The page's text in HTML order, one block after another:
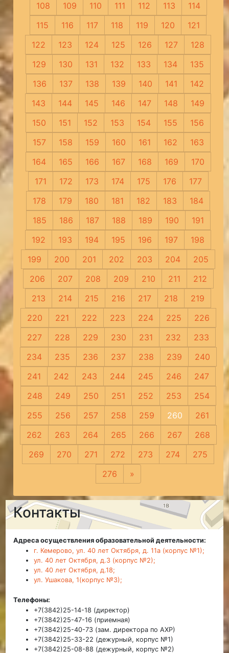
108
109 110 111 112 113
114
115
116 117 118 119 120
121
122
123 124 125 126 127
128
129
130 131 132 133 134
135
136
137 138 139 140 141
142
143
144 145 146 147 148
149
150
151 152 153 154 155
156
157
158 159 160 161 162
163
164
165 166 167 168 169
170
171
172 173 174 175 176
177
178
179 180 181 182 183
184
185
186 187 188 189 190
191
192
193 194 195 196 197
198
199
200 201 202 203 204
205
206
207 208 209 210 211
212
213
214 215 216 217 218
219
220
221 222 223 224 225
226
227
228 229 230 231 232
233
234
235 236 237 238 239
240
241
242 243 244 245 246
247
248
249 250 251 252 253
254
255
256 257 258 259 260
261
262
263 264 265 266 267
268
269
270 271 272 273 274
275
276
»
Контакты
Адреса осуществления образовательной деятельности:
г. Кемерово, ул. 40 лет Октября, д. 11а (корпус №1);
ул. 40 лет Октября, д.3 (корпус №2);
ул. 40 лет Октября, д.18;
ул. Ушакова, 1(корпус №3);
Телефоны:
+7(3842)25-14-18 (директор)
+7(3842)25-47-16 (приемная)
+7(3842)25-40-73 (зам. директора по АХР)
+7(3842)25-33-22 (дежурный, корпус №1)
+7(3842)25-08-88 (дежурный, корпус №2)